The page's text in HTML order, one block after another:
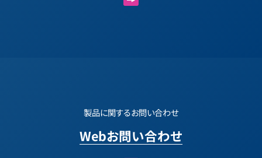
製品に関するお問い合わせ
Webお問い合わせ